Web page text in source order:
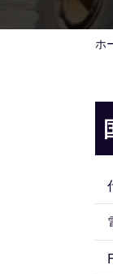
ホ